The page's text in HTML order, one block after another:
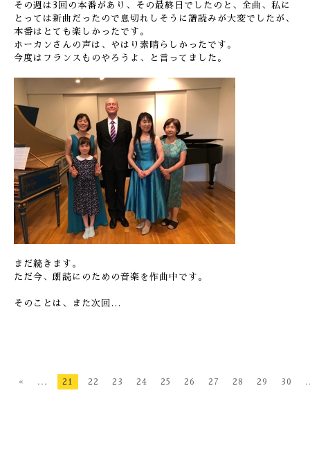
その週は3回の本番があり、その最終日でしたのと、全曲、私に
とっては新曲だったので息切れしそうに譜読みが大変でしたが、
本番はとても楽しかったです。
ホーカンさんの声は、やはり素晴らしかったです。
今度はフランスものやろうよ、と言ってました。
まだ続きます。
ただ今、朗読にのための音楽を作曲中です。
そのことは、また次回…
« ... 21 22 23 24 25 26 27 28 29 30